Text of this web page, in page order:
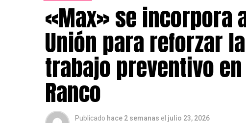
«Max» se incorpora
Unión para reforzar
trabajo preventivo
Ranco
Publicado hace 2 semanas el julio 23, 2026